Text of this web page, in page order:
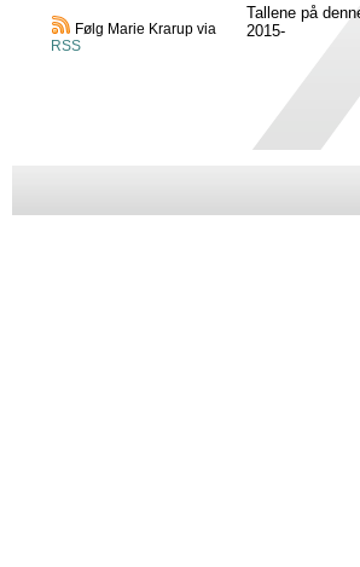
Følg Marie Krarup via
RSS
Tallene på
2015-